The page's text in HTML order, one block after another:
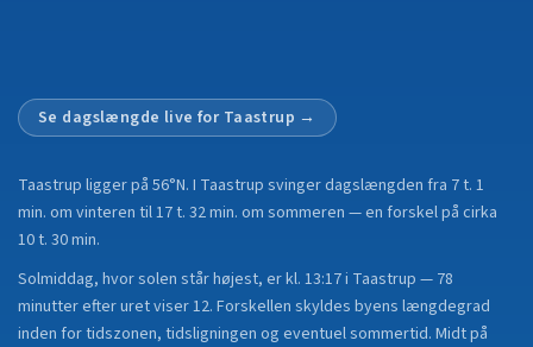
Se dagslængde live for Taastrup →
Taastrup ligger på 56°N. I Taastrup svinger dagslængden fra 7 t. 1
min. om vinteren til 17 t. 32 min. om sommeren — en forskel på cirka
10 t. 30 min.
Solmiddag, hvor solen står højest, er kl. 13:17 i Taastrup — 78
minutter efter uret viser 12. Forskellen skyldes byens længdegrad
inden for tidszonen, tidsligningen og eventuel sommertid. Midt på